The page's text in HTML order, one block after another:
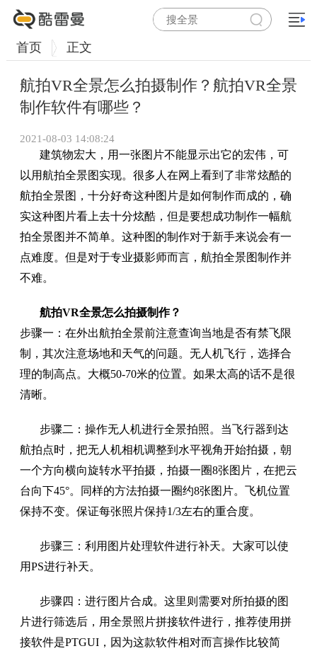
首页 正文
航拍VR全景怎么拍摄制作？航拍VR全景
制作软件有哪些？
2021-08-03 14:08:24
建筑物宏大，用一张图片不能显示出它的宏伟，可
以用航拍全景图实现。很多人在网上看到了非常炫酷的
航拍全景图，十分好奇这种图片是如何制作而成的，确
实这种图片看上去十分炫酷，但是要想成功制作一幅航
拍全景图并不简单。这种图的制作对于新手来说会有一
点难度。但是对于专业摄影师而言，航拍全景图制作并
不难。
航拍VR全景怎么拍摄制作？
步骤一：在外出航拍全景前注意查询当地是否有禁飞限
制，其次注意场地和天气的问题。无人机飞行，选择合
理的制高点。大概50-70米的位置。如果太高的话不是很
清晰。
步骤二：操作无人机进行全景拍照。当飞行器到达
航拍点时，把无人机相机调整到水平视角开始拍摄，朝
一个方向横向旋转水平拍摄，拍摄一圈8张图片，在把云
台向下45°。同样的方法拍摄一圈约8张图片。飞机位置
保持不变。保证每张照片保持1/3左右的重合度。
步骤三：利用图片处理软件进行补天。大家可以使
用PS进行补天。
步骤四：进行图片合成。这里则需要对所拍摄的图
片进行筛选后，用全景照片拼接软件进行，推荐使用拼
接软件是PTGUI，因为这款软件相对而言操作比较简